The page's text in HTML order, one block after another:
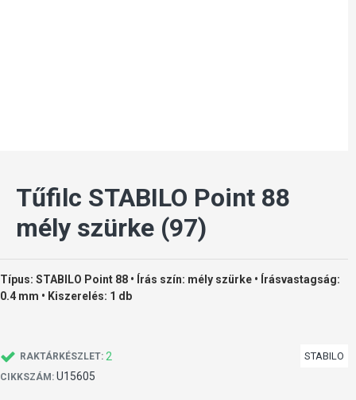
Tűfilc STABILO Point 88
mély szürke (97)
Típus: STABILO Point 88 • Írás szín: mély szürke • Írásvastagság:
0.4 mm • Kiszerelés: 1 db
RAKTÁRKÉSZLET: 2
CIKKSZÁM: U15605
STABILO